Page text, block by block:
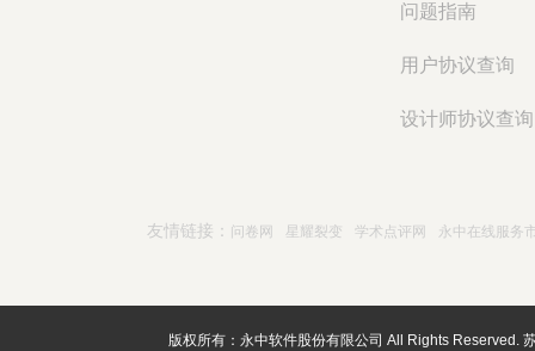
问题指南
用户协议查询
设计师协议查询
友情链接： 问卷网 星耀裂变 学术点评网 永中在线服务
版权所有：永中软件股份有限公司 All Rights Reserved.